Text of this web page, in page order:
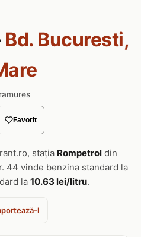
Bd. Bucuresti,
Favorit
stația Rompetrol din
44 vinde benzina standard la
la 10.63 lei/litru.
l